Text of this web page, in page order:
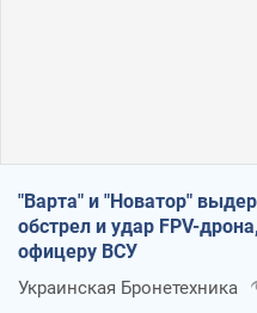
"Варта" и "Новатор"
обстрел и удар FPV-
офицеру ВСУ
Украинская Бронетехника